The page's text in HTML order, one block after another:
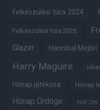
Felkészülési túra 2024
Felkészülési túra 2026
Glazer Hannibal Mejbri
Harry Maguire
Hónap játékosa Hónap
Hónap Ördöge Hull City